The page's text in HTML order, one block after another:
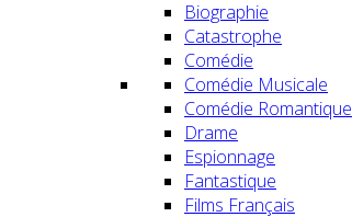
Biographie
Catastrophe
Comédie
Comédie Musicale
Comédie Romantique
Drame
Espionnage
Fantastique
Films Français